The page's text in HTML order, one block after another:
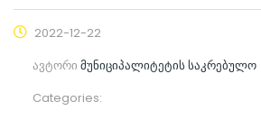
2022-12-22
ავტორი მუნიციპალიტეტის საკრებულო
Categories: